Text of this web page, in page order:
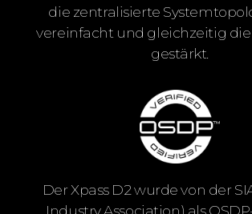
die zentralisierte
vereinfacht und gleichzeitig
gestärkt.
Der Xpass D2 wurde von der
Industry Association) als